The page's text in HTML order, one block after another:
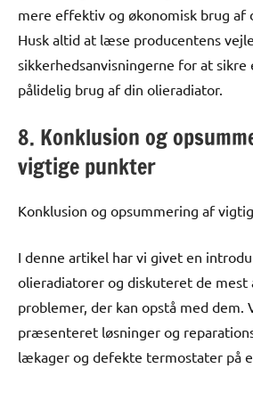
mere effektiv og økonomisk brug af
Husk altid at læse producentens
sikkerhedsanvisningerne for at sikre
pålidelig brug af din olieradiator.
8. Konklusion og
vigtige punkter
Konklusion og opsummering af
I denne artikel har vi givet en
olieradiatorer og diskuteret de mest
problemer, der kan opstå med dem.
præsenteret løsninger og
lækager og defekte termostater på